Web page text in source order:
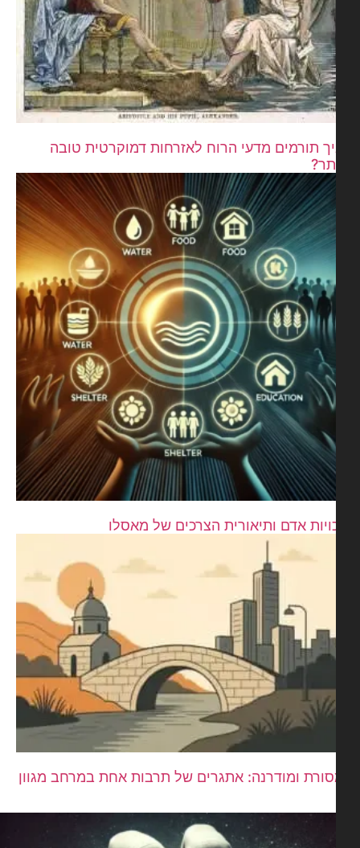
תורמים מדעי הרוח לאזרחות דמוקרטית טובה
אדם ותיאורית הצרכים של מאסלו
ומודרנה: אתגרים של תרבות אחת במרחב מגוון